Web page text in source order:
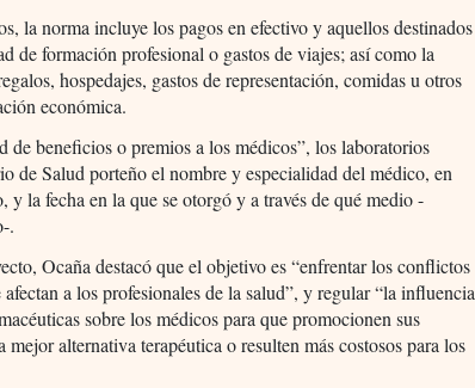
la norma incluye los pagos en efectivo y aquellos destinados
de formación profesional o gastos de viajes; así como la
hospedajes, gastos de representación, comidas u otros
económica.
beneficios o premios a los médicos”, los laboratorios
de Salud porteño el nombre y especialidad del médico, en
y la fecha en la que se otorgó y a través de qué medio -
.
Ocaña destacó que el objetivo es “enfrentar los conflictos
a los profesionales de la salud”, y regular “la influencia
sobre los médicos para que promocionen sus
mejor alternativa terapéutica o resulten más costosos para los